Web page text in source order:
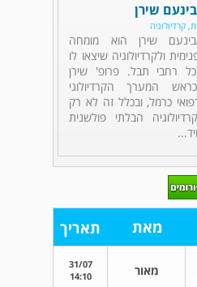
שירן
קרדיולוגיה
שירן הוא מומחה
ולקרדיולוגיה שיצאו לו
בכל רחבי תבל. פרופ' שירן
המערך הקרדיולוגי
כרמל, ובכלל זה לא רק
הבלתי פולשנית
מאת תאריך
מאור
31/07
14:10